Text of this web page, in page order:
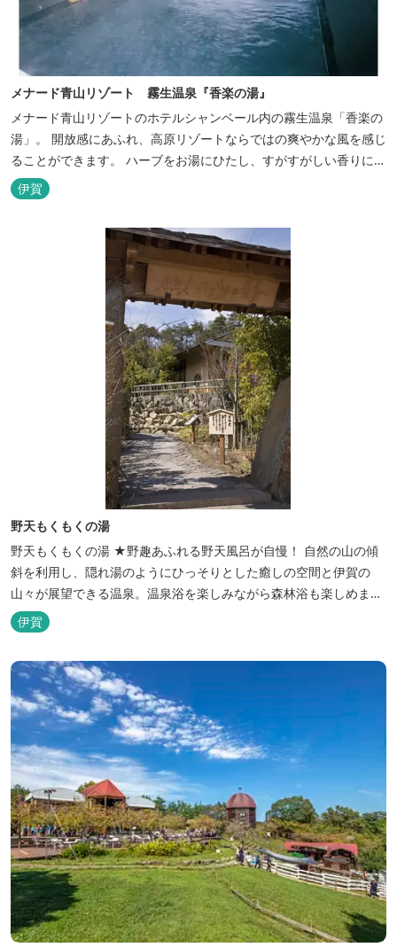
メナード青山リゾート 霧生温泉『香楽の湯』
メナード青山リゾートのホテルシャンベール内の霧生温泉「香楽の
湯」。 開放感にあふれ、高原リゾートならではの爽やかな風を感じ
ることができます。 ハーブをお湯にひたし、すがすがしい香りに心
あらわれる「香りの湯」は、特に女性の方に人気です。 その他、
広々とした空間とたっぷりのお湯が魅力の「大浴場」、高原の景色
を満喫できる「露天風呂」、さらに「ミストサウナ」の合計4種の
お湯をお楽しみいただけま...
伊賀
野天もくもくの湯
野天もくもくの湯 ★野趣あふれる野天風呂が自慢！ 自然の山の傾
斜を利用し、隠れ湯のようにひっそりとした癒しの空間と伊賀の
山々が展望できる温泉。温泉浴を楽しみながら森林浴も楽しめま
す。一枚岩をくり貫いてつくった湯船もあり、風情ある空間が魅力
です。 ★源泉100％の野天風呂 源泉100％の野天風呂が2つあり、
38度のぬるめの湯と42度の熱めの湯があります。ぬるめの湯はじっ
くりとゆ...
伊賀